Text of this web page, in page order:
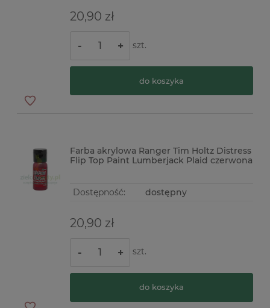
20,90 zł
- + szt.
do koszyka
Farba akrylowa Ranger Tim Holtz Distress
Flip Top Paint Lumberjack Plaid czerwona
Dostępność: dostępny
20,90 zł
- + szt.
do koszyka